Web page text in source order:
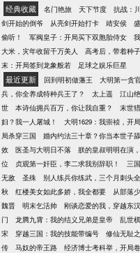
经典收藏 名门艳旅 天下节度 抗战：
剑开始的倒爷
从亮剑开始打卡 靖安侯
偷听！
军阀皇子：开局买下双胞胎侍女
大米，灾年收留千万美人
高考后，带着种
末：开局签到龙象般若
足球之娱乐巨星
最近更新 回到明初做藩王 大明第一贪
兵，你全养成特种兵王了？
太上遥 江山
世
本诗仙拥兵百万，你让我自重？ 末世
妇？我一人屠城！
大明1629：我崇祯，开
局杀穿三国
婚内约法三十章？你当本世子
效
医圣与大明日不落 朕的皇叔明明在演
位
贞观第一奸臣，李二求我别辞职！ 三
无敌
圣殊 别人练兵你练武，三个月刺头
秋
红楼美女如此多娇，我全都要 从部落
魏晋
明末乞活帅 刚谈恋爱的我，穿越东
门
龙腾九霄：我的结义兄弟是皇帝 乱世
宋
穿越三国：我的技能带编号 修仙无耻
传
马奴的帝王路 经济博士考科举，开局